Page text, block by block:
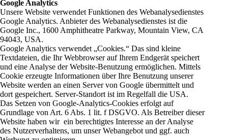
Google Analytics
Unsere Website verwendet Funktionen des Webanalysedienstes
Google Analytics. Anbieter des Webanalysedienstes ist die
Google Inc., 1600 Amphitheatre Parkway, Mountain View, CA
94043, USA.
Google Analytics verwendet „Cookies.“ Das sind kleine
Textdateien, die Ihr Webbrowser auf Ihrem Endgerät speichert
und eine Analyse der Website-Benutzung ermöglichen. Mittels
Cookie erzeugte Informationen über Ihre Benutzung unserer
Website werden an einen Server von Google übermittelt und
dort gespeichert. Server-Standort ist im Regelfall die USA.
Das Setzen von Google-Analytics-Cookies erfolgt auf
Grundlage von Art. 6 Abs. 1 lit. f DSGVO. Als Betreiber dieser
Website haben wir ein berechtigtes Interesse an der Analyse
des Nutzerverhaltens, um unser Webangebot und ggf. auch